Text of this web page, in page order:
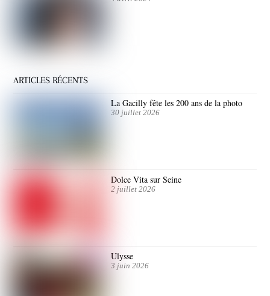
ARTICLES RÉCENTS
La Gacilly fête les 200 ans de la photo
30 juillet 2026
Dolce Vita sur Seine
2 juillet 2026
Ulysse
3 juin 2026